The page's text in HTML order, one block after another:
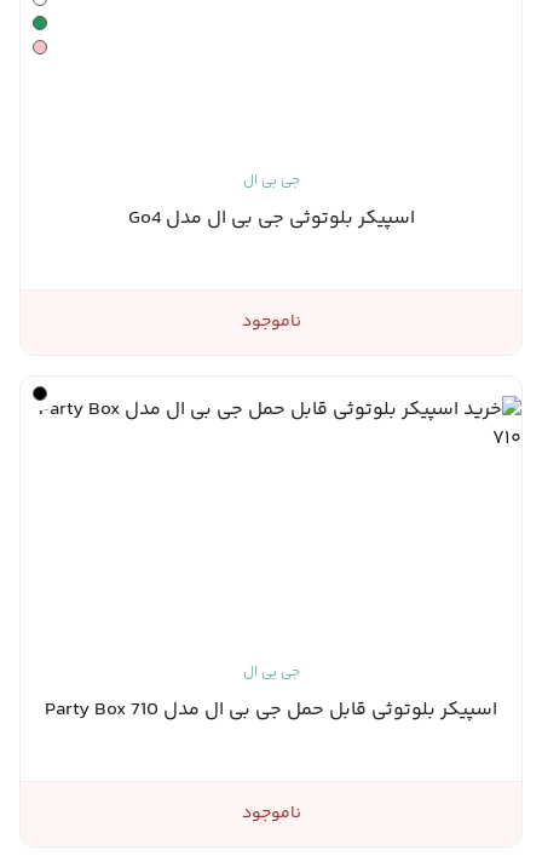
جی بی ال
اسپیکر بلوتوثی جی بی ال مدل Go4
ناموجود
جی بی ال
اسپیکر بلوتوثی قابل حمل جی بی ال مدل Party Box 710
ناموجود